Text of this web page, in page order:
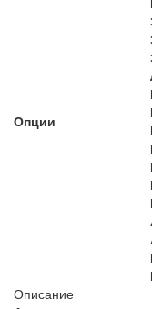
Опции
Описание